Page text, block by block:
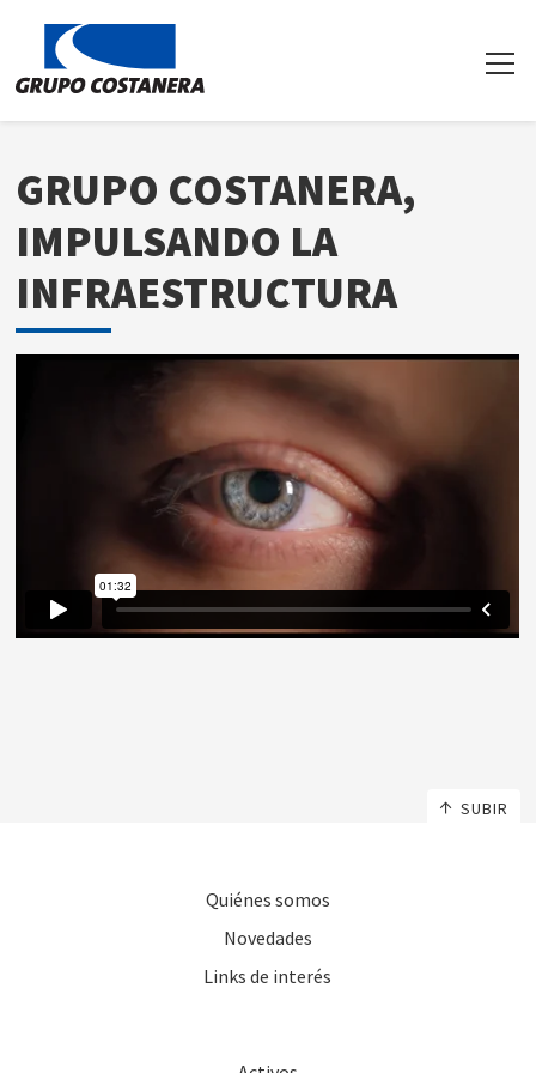
GRUPO COSTANERA,
IMPULSANDO LA
INFRAESTRUCTURA
SUBIR
Quiénes somos
Novedades
Links de interés